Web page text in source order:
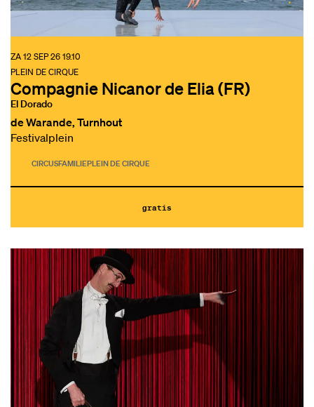
Compagnie Nicanor de Elia (FR)
El Dorado
PLEIN DE CIRQUE
ZA 12 SEP 2619.10
de Warande, Turnhout
Festivalplein
CIRCUSFAMILIEPLEIN DE CIRQUE
gratis